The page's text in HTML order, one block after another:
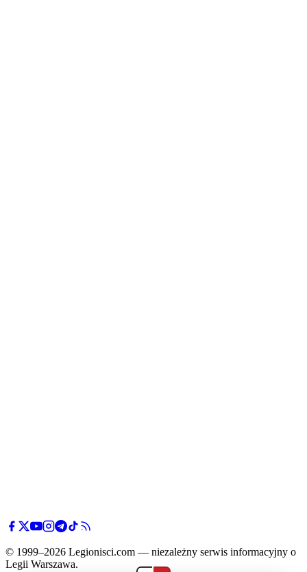
© 1999–2026 Legionisci.com — niezależny serwis informacyjny o
Legii Warszawa.